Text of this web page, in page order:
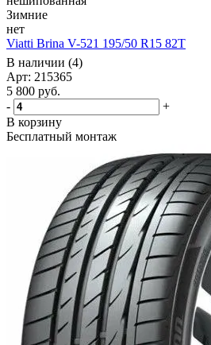
Зимние
нет
Viatti Brina V-521 195/50 R15 82T
В наличии (4)
Арт: 215365
5 800 руб.
-
+
В корзину
Бесплатный монтаж